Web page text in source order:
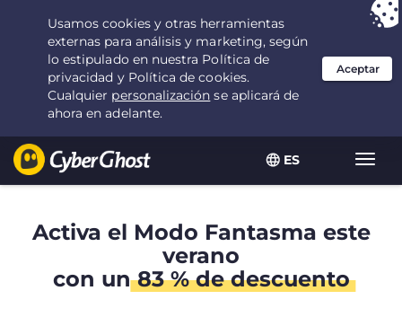
ES
Tu elección: la mejor ofertadurante 2.1666666666667 años por $
2.19
/mes
Activa el Modo Fantasma este
verano
con un83 % de descuento